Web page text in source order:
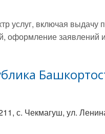
услуг, включая выдачу
оформление заявлений
с. Чекмагуш, ул.